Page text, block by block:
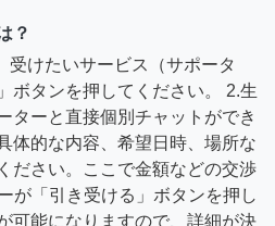
？
受けたいサービス（サポータ
ボタンを押してください。 2.生
ターと直接個別チャットができ
体的な内容、希望日時、場所な
ださい。ここで金額などの交渉
が「引き受ける」ボタンを押し
可能になりますので、詳細が決